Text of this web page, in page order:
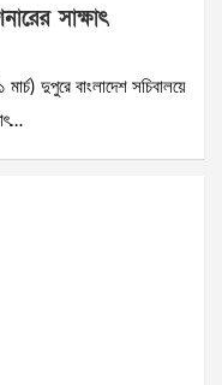
সাক্ষাৎ
মার্চ) দুপুরে বাংলাদেশ সচিবালয়ে